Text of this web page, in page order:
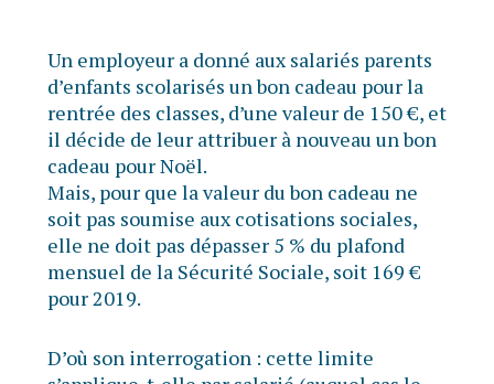
Un employeur a donné aux salariés parents
d’enfants scolarisés un bon cadeau pour la
rentrée des classes, d’une valeur de 150 €, et
il décide de leur attribuer à nouveau un bon
cadeau pour Noël.
Mais, pour que la valeur du bon cadeau ne
soit pas soumise aux cotisations sociales,
elle ne doit pas dépasser 5 % du plafond
mensuel de la Sécurité Sociale, soit 169 €
pour 2019.
D’où son interrogation : cette limite